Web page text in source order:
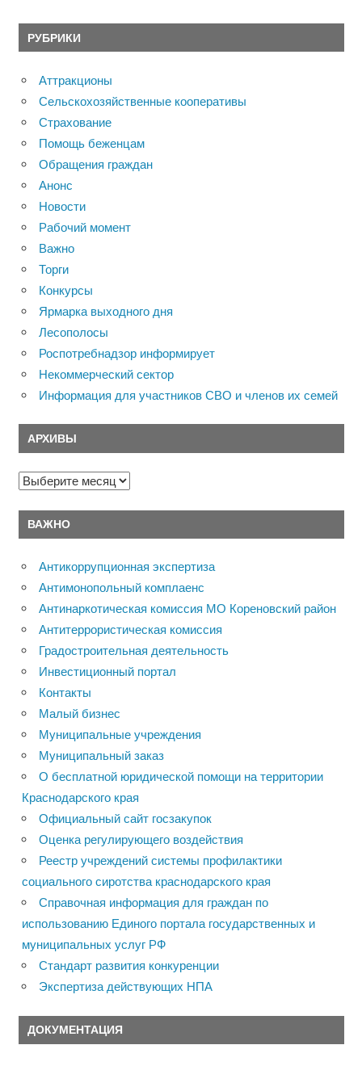
РУБРИКИ
Аттракционы
Сельскохозяйственные кооперативы
Страхование
Помощь беженцам
Обращения граждан
Анонс
Новости
Рабочий момент
Важно
Торги
Конкурсы
Ярмарка выходного дня
Лесополосы
Роспотребнадзор информирует
Некоммерческий сектор
Информация для участников СВО и членов их семей
АРХИВЫ
Архивы
ВАЖНО
Антикоррупционная экспертиза
Антимонопольный комплаенс
Антинаркотическая комиссия МО Кореновский район
Антитеррористическая комиссия
Градостроительная деятельность
Инвестиционный портал
Контакты
Малый бизнес
Муниципальные учреждения
Муниципальный заказ
О бесплатной юридической помощи на территории
Краснодарского края
Официальный сайт госзакупок
Оценка регулирующего воздействия
Реестр учреждений системы профилактики
социального сиротства краснодарского края
Справочная информация для граждан по
использованию Единого портала государственных и
муниципальных услуг РФ
Стандарт развития конкуренции
Экспертиза действующих НПА
ДОКУМЕНТАЦИЯ